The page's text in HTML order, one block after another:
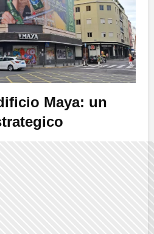
Maya: un